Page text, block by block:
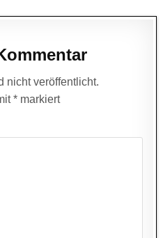
nicht veröffentlicht.
* markiert